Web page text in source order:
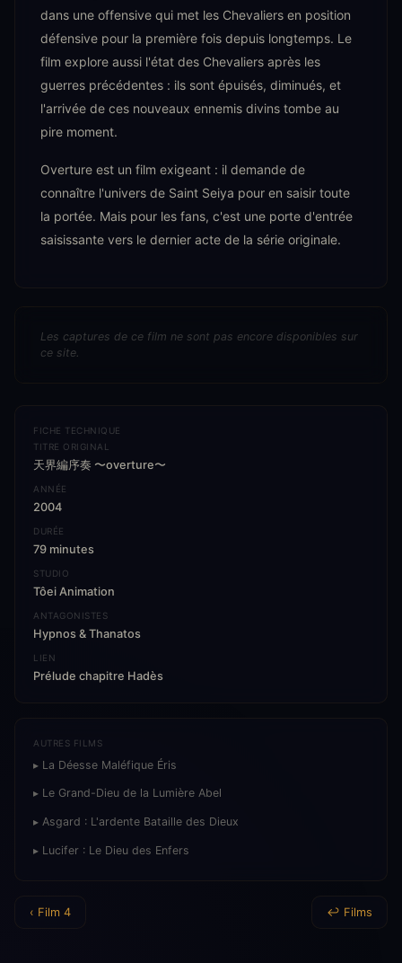
dans une offensive qui met les Chevaliers en position
défensive pour la première fois depuis longtemps. Le
film explore aussi l'état des Chevaliers après les
guerres précédentes : ils sont épuisés, diminués, et
l'arrivée de ces nouveaux ennemis divins tombe au
pire moment.
Overture est un film exigeant : il demande de
connaître l'univers de Saint Seiya pour en saisir toute
la portée. Mais pour les fans, c'est une porte d'entrée
saisissante vers le dernier acte de la série originale.
Les captures de ce film ne sont pas encore disponibles sur
ce site.
FICHE TECHNIQUE
TITRE ORIGINAL
天界編序奏 〜overture〜
ANNÉE
2004
DURÉE
79 minutes
STUDIO
Tôei Animation
ANTAGONISTES
Hypnos & Thanatos
LIEN
Prélude chapitre Hadès
AUTRES FILMS
▸ La Déesse Maléfique Éris
▸ Le Grand-Dieu de la Lumière Abel
▸ Asgard : L'ardente Bataille des Dieux
▸ Lucifer : Le Dieu des Enfers
‹ Film 4 ↩ Films